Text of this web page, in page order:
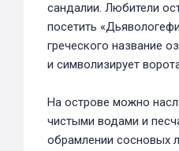
сандалии. Любители
посетить
греческого название
и символизирует
На острове можно
чистыми водами и
обрамлении сосновых